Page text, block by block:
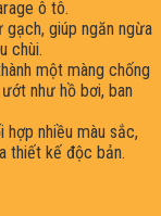
ô tô.
gạch, giúp ngăn ngừa
chùi.
một màng chống
như hồ bơi, ban
hợp nhiều màu sắc,
thiết kế độc bản.